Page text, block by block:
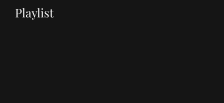
Playlist